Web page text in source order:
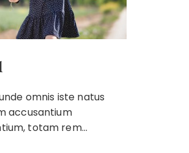
omnis iste natus
accusantium
totam rem…